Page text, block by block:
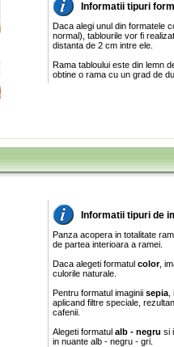
Informatii tipuri
Daca alegi unul din formatele
normal), tablourile vor fi
distanta de 2 cm intre ele.
Rama tabloului este din lemn
obtine o rama cu un grad de
Informatii tipuri de
Panza acopera in totalitate
de partea interioara a ramei.
Daca alegeti formatul color,
culorile naturale.
Pentru formatul imaginii sepia
aplicand filtre speciale,
cafenii.
Alegeti formatul alb - negru si
in nuante alb - negru - gri.